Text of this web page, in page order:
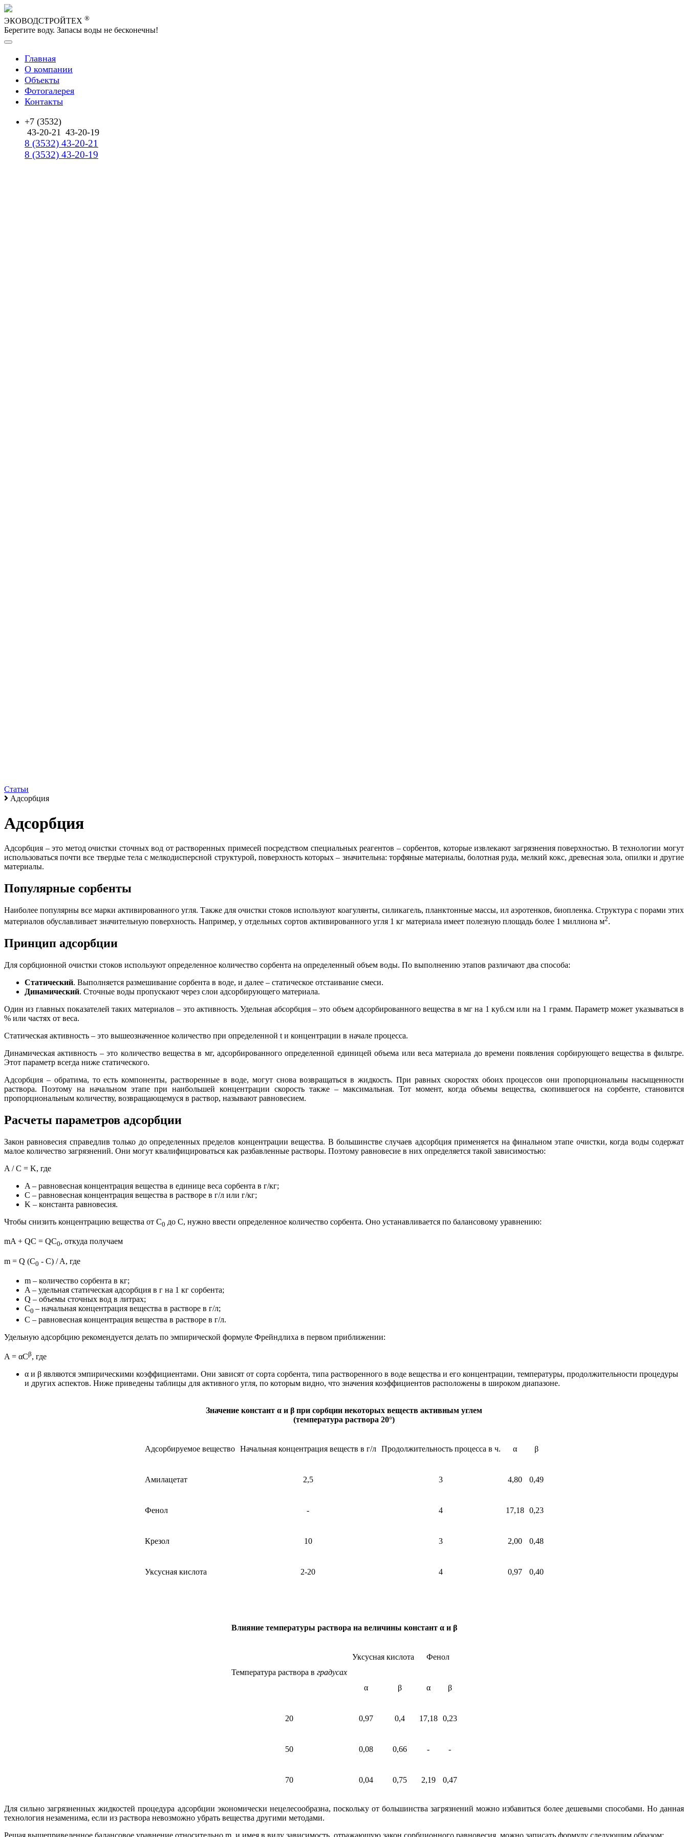
ЭКОВОДСТРОЙТЕХ ®
Берегите воду. Запасы воды не бесконечны!
Главная
О компании
Объекты
Фотогалерея
Контакты
+7 (3532)
43-20-21 43-20-19
8 (3532) 43-20-21
8 (3532) 43-20-19
Статьи
Адсорбция
Адсорбция
Адсорбция – это метод очистки сточных вод от растворенных примесей посредством специальных реагентов – сорбентов, которые извлекают загрязнения поверхностью. В технологии могут
использоваться почти все твердые тела с мелкодисперсной структурой, поверхность которых – значительна: торфяные материалы, болотная руда, мелкий кокс, древесная зола, опилки и другие
материалы.
Популярные сорбенты
Наиболее популярны все марки активированного угля. Также для очистки стоков используют коагулянты, силикагель, планктонные массы, ил аэротенков, биопленка. Структура с порами этих
материалов обуславливает значительную поверхность. Например, у отдельных сортов активированного угля 1 кг материала имеет полезную площадь более 1 миллиона м2.
Принцип адсорбции
Для сорбционной очистки стоков используют определенное количество сорбента на определенный объем воды. По выполнению этапов различают два способа:
Статический. Выполняется размешивание сорбента в воде, и далее – статическое отстаивание смеси.
Динамический. Сточные воды пропускают через слои адсорбирующего материала.
Один из главных показателей таких материалов – это активность. Удельная абсорбция – это объем адсорбированного вещества в мг на 1 куб.см или на 1 грамм. Параметр может указываться в
% или частях от веса.
Статическая активность – это вышеозначенное количество при определенной t и концентрации в начале процесса.
Динамическая активность – это количество вещества в мг, адсорбированного определенной единицей объема или веса материала до времени появления сорбирующего вещества в фильтре.
Этот параметр всегда ниже статического.
Адсорбция – обратима, то есть компоненты, растворенные в воде, могут снова возвращаться в жидкость. При равных скоростях обоих процессов они пропорциональны насыщенности
раствора. Поэтому на начальном этапе при наибольшей концентрации скорость также – максимальная. Тот момент, когда объемы вещества, скопившегося на сорбенте, становится
пропорциональным количеству, возвращающемуся в раствор, называют равновесием.
Расчеты параметров адсорбции
Закон равновесия справедлив только до определенных пределов концентрации вещества. В большинстве случаев адсорбция применяется на финальном этапе очистки, когда воды содержат
малое количество загрязнений. Они могут квалифицироваться как разбавленные растворы. Поэтому равновесие в них определяется такой зависимостью:
A / C = K, где
A – равновесная концентрация вещества в единице веса сорбента в г/кг;
C – равновесная концентрация вещества в растворе в г/л или г/кг;
K – константа равновесия.
Чтобы снизить концентрацию вещества от С0 до C, нужно ввести определенное количество сорбента. Оно устанавливается по балансовому уравнению:
mA + QC = QC0, откуда получаем
m = Q (C0 - C) / A, где
m – количество сорбента в кг;
A – удельная статическая адсорбция в г на 1 кг сорбента;
Q – объемы сточных вод в литрах;
C0 – начальная концентрация вещества в растворе в г/л;
C – равновесная концентрация вещества в растворе в г/л.
Удельную адсорбцию рекомендуется делать по эмпирической формуле Фрейндлиха в первом приближении:
A = αCβ, где
α и β являются эмпирическими коэффициентами. Они зависят от сорта сорбента, типа растворенного в воде вещества и его концентрации, температуры, продолжительности процедуры
и других аспектов. Ниже приведены таблицы для активного угля, по которым видно, что значения коэффициентов расположены в широком диапазоне.
Значение констант α и β при сорбции некоторых веществ активным углем
(температура раствора 20°)
Адсорбируемое вещество Начальная концентрация веществ в г/л Продолжительность процесса в ч. α β
Амилацетат 2,5 3 4,80 0,49
Фенол - 4 17,18 0,23
Крезол 10 3 2,00 0,48
Уксусная кислота 2-20 4 0,97 0,40
Влияние температуры раствора на величины констант α и β
Температура раствора в градусах
Уксусная кислота Фенол
α β α β
20 0,97 0,4 17,18 0,23
50 0,08 0,66 - -
70 0,04 0,75 2,19 0,47
Для сильно загрязненных жидкостей процедура адсорбции экономически нецелесообразна, поскольку от большинства загрязнений можно избавиться более дешевыми способами. Но данная
технология незаменима, если из раствора невозможно убрать вещества другими методами.